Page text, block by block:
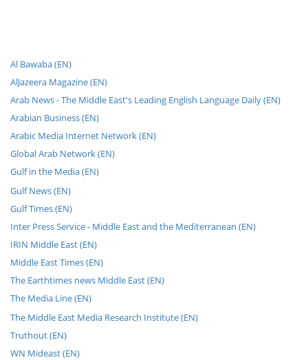
Al Bawaba (EN)
AlJazeera Magazine (EN)
Arab News - The Middle East's Leading English Language Daily (EN)
Arabian Business (EN)
Arabic Media Internet Network (EN)
Global Arab Network (EN)
Gulf in the Media (EN)
Gulf News (EN)
Gulf Times (EN)
Inter Press Service - Middle East and the Mediterranean (EN)
IRIN Middle East (EN)
Middle East Times (EN)
The Earthtimes news Middle East (EN)
The Media Line (EN)
The Middle East Media Research Institute (EN)
Truthout (EN)
WN Mideast (EN)